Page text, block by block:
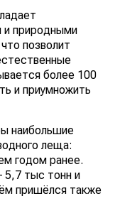
и природными
позволит
более 100
и приумножить
наибольшие
леща:
годом ранее.
5,7 тыс тонн и
пришёлся также